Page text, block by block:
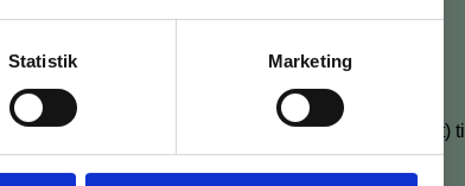
Statistik Marketing
1 saft af citron
Salt
olien til stegning
Cremefraiche, ost og koriander (eller lidt salat) til
servering.